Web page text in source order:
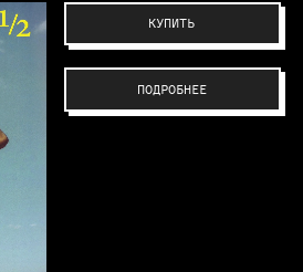
КУПИТЬ
ПОДРОБНЕЕ